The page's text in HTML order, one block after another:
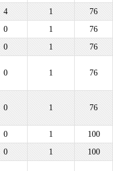
4 1
76
0 1
76
0 1
76
0 1 76
0 1 76
0 1
100
0 1
100